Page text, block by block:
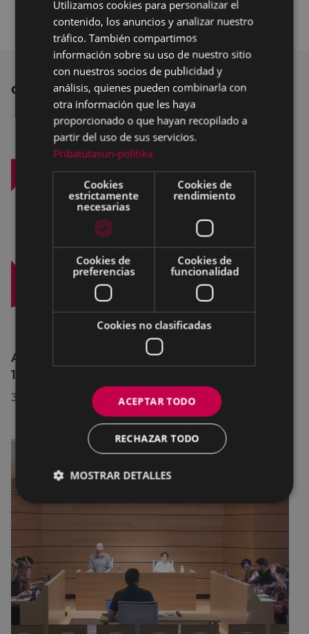
largo del día.
OTRAS NOTICIAS
Afecciones al tráfico en la calle Egogain del
10 al 23 de agosto, por motivo de obras
30/07/2026
BASQUE
SPANISH
Utilizamos cookies para personalizar el
contenido, los anuncios y analizar nuestro
tráfico. También compartimos
información sobre su uso de nuestro sitio
con nuestros socios de publicidad y
análisis, quienes pueden combinarla con
otra información que les haya
proporcionado o que hayan recopilado a
partir del uso de sus servicios.
Pribatutasun-politika
Cookies
estrictamente
necesarias
Cookies de
rendimiento
Cookies de
preferencias
Cookies de
funcionalidad
Cookies no clasificadas
ACEPTAR TODO
RECHAZAR TODO
MOSTRAR DETALLES